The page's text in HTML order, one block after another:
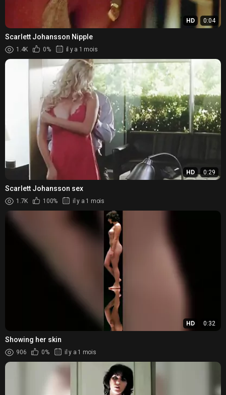
HD 0:04
Scarlett Johansson Nipple
1.4K 0% il y a 1 mois
HD 0:29
Scarlett Johansson sex
1.7K 100% il y a 1 mois
HD 0:32
Showing her skin
906 0% il y a 1 mois